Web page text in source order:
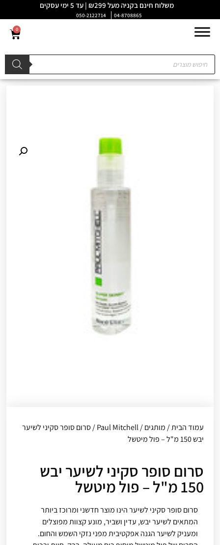
משלוח חינם בקניה מעל ₪299 | עד 5 ימי עסקים
04-8708865
050-2122714
0
עמוד הבית/מותגים/
Paul Mitchell/ סרום סופר סקיני לשיער
יבש 150 מ"ל – פול מיטשל
סרום סופר סקיני לשיער יבש
150 מ"ל – פול מיטשל
סרום סופר סקיני לשיער הינו מוצר חדשני ומרוכז ביותר
המתאים לשיער יבש, עדין ושביר, מונע קצוות מפוצלים
ומעניק לשיער הגנה אפקטיבית מפני נזקי השמש והחום.